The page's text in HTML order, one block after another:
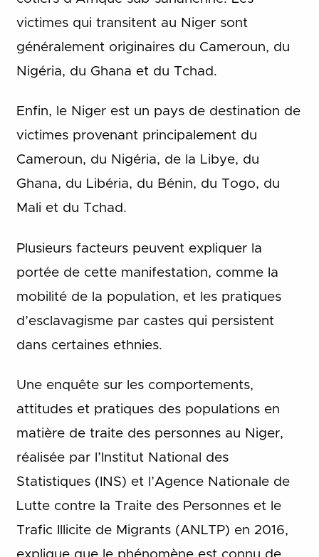
victimes qui transitent au Niger sont
généralement originaires du Cameroun, du
Nigéria, du Ghana et du Tchad.
Enfin, le Niger est un pays de destination de
victimes provenant principalement du
Cameroun, du Nigéria, de la Libye, du
Ghana, du Libéria, du Bénin, du Togo, du
Mali et du Tchad.
Plusieurs facteurs peuvent expliquer la
portée de cette manifestation, comme la
mobilité de la population, et les pratiques
d’esclavagisme par castes qui persistent
dans certaines ethnies.
Une enquête sur les comportements,
attitudes et pratiques des populations en
matière de traite des personnes au Niger,
réalisée par l’Institut National des
Statistiques (INS) et l’Agence Nationale de
Lutte contre la Traite des Personnes et le
Trafic Illicite de Migrants (ANLTP) en 2016,